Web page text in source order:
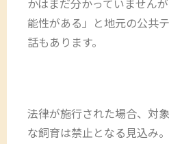
かはまだ分かっていません
能性がある」と地元の公共
話もあります。
法律が施行された場合、対
な飼育は禁止となる見込み